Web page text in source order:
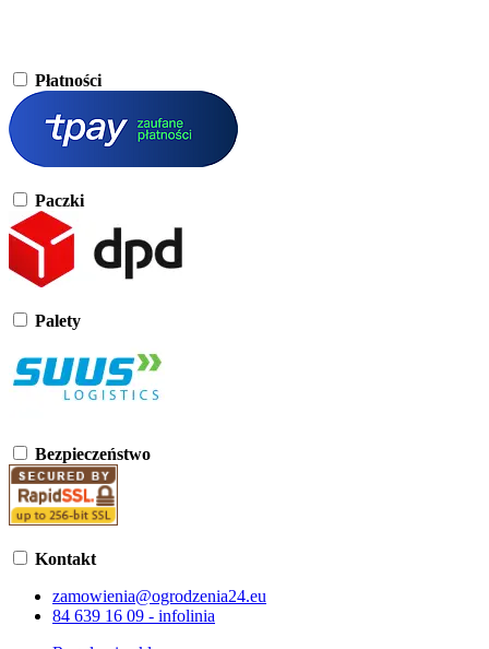
Płatności
Paczki
Palety
Bezpieczeństwo
Kontakt
zamowienia@ogrodzenia24.eu
84 639 16 09 - infolinia